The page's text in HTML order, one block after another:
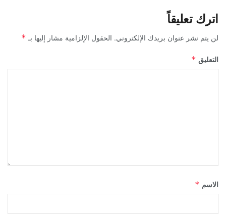
اترك تعليقاً
لن يتم نشر عنوان بريدك الإلكتروني. الحقول الإلزامية مشار إليها بـ *
التعليق *
الاسم *